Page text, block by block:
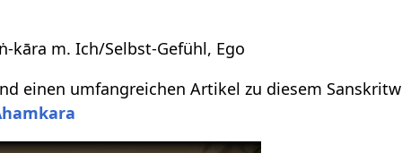
kāra m. Ich/Selbst-Gefühl, Ego
einen umfangreichen Artikel zu diesem